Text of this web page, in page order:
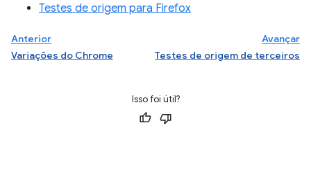
Testes de origem para Firefox
Anterior
Variações do Chrome
Avançar
Testes de origem de terceiros
Isso foi útil?